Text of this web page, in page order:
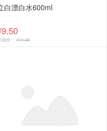
白漂白水600ml
场价： ¥11.40